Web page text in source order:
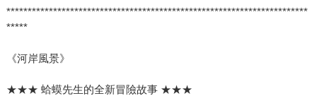
***********************************************************************
*****
《河岸風景》
★★★ 蛤蟆先生的全新冒險故事 ★★★